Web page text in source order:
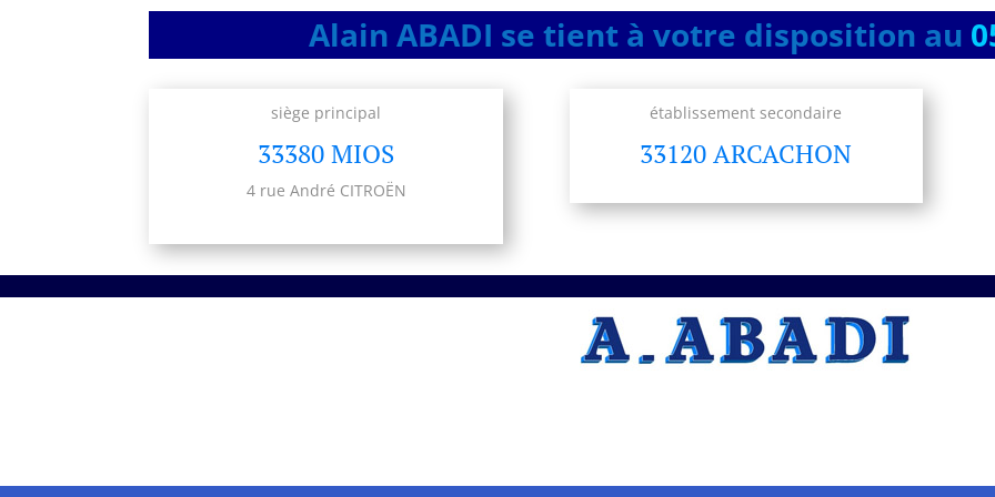
Alain ABADI se tient à votre disposition au
siège principal
33380 MIOS
4 rue André CITROËN
établissement secondaire
33120 ARCACHON
A.ABADI Entreprise
professionnelle Artisan –
Dorure, imitation bois et marbre,